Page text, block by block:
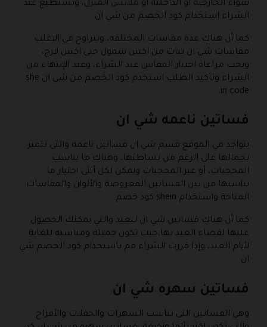
سواء الخارجية أو الداخلية أو ملابس المنزل، وتستطيع عند
الشراء استخدام كود الخصم من شي ان.
كما أن هناك عدة مقاسات المختلفه، وتتراوح في الاغلب
مقاسات شي ان بنات من اكس سمول حتى اكس لارج،
ويجب مراعاة اختيار المقاس عند الشراء، وعند الإنتهاء من
الشراء وتأكيد الطلب استخدم كود الخصم من شي ان she
in code.
فساتين ناعمه شي ان
يتواجد في الموقع قسم شي ان فساتين ناعمه والتي تتميز
بجمالها على الرغم من بساطتها، وهناك ما يناسب
المحجبات، أو غير المحجبات ويمكن لكل أنثى اختيار ما
يناسبها من بين الفساتين المعروضة والألوان والمقاسات
المتاحة واستخدام shein كود خصم.
كما أن هناك فساتين شي ان للعيد والتي يمكنك الحصول
عليها لقضاء العيد بها،حيث تكون جميلة ومناسبة للغاية
لأيام العيد، وإذا قررت الشراء قم باستخدام كود الخصم شي
ان .
فساتين سهره شي ان
وهي الفساتين التي تناسب السهرات والحفلات والأفراح